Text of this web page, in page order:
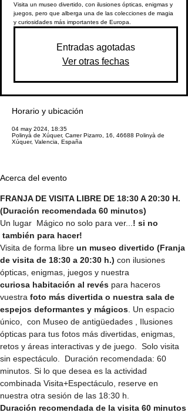
Visita un museo divertido, con ilusiones ópticas, enigmas y
juegos, pero que alberga una de las colecciones de magia
y curiosidades más importantes de Europa.
Entradas agotadas
Ver otras fechas
Horario y ubicación
04 may 2024, 18:35
Polinyà de Xúquer, Carrer Pizarro, 16, 46688 Polinyà de
Xúquer, Valencia, España
Acerca del evento
FRANJA DE VISITA LIBRE DE 18:30 A 20:30 H.
(Duración recomendada 60 minutos)
Un lugar  Mágico no solo para ver...! si no
también para hacer!
Visita de forma libre un museo divertido (Franja
de visita de 18:30 a 20:30 h.) con ilusiones
ópticas, enigmas, juegos y nuestra
curiosa habitación al revés para haceros
vuestra foto más divertida o nuestra sala de
espejos deformantes y mágicos. Un espacio
único,  con Museo de antigüedades , Ilusiones
ópticas para tus fotos más divertidas, enigmas,
retos y áreas interactivas y de juego.  Solo visita
sin espectáculo.  Duración recomendada: 60
minutos. Si lo que desea es la actividad
combinada Visita+Espectáculo, reserve en
nuestra otra sesión de las 18:30 h.
Duración recomendada de la visita 60 minutos